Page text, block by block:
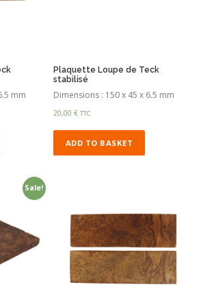
mm
Plaquette Loupe de Teck
stabilisé
Dimensions : 150 x 45 x 6.5 mm
20,00€ TTC
ADD TO BASKET
Sale!